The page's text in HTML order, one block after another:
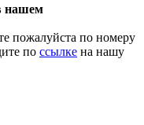
нашем
пожалуйста по номеру
по ссылке на нашу